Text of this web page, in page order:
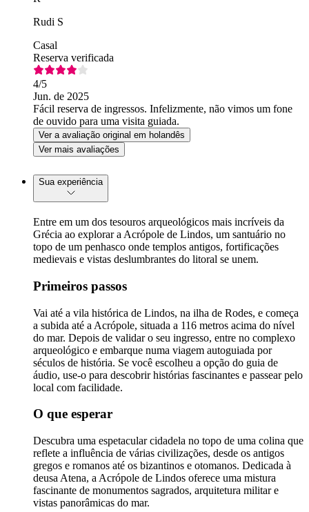
Rudi S
Casal
Reserva verificada
4/5
Jun. de 2025
Fácil reserva de ingressos. Infelizmente, não vimos um fone
de ouvido para uma visita guiada.
Ver a avaliação original em holandês
Ver mais avaliações
Sua experiência
Entre em um dos tesouros arqueológicos mais incríveis da
Grécia ao explorar a Acrópole de Lindos, um santuário no
topo de um penhasco onde templos antigos, fortificações
medievais e vistas deslumbrantes do litoral se unem.
Primeiros passos
Vai até a vila histórica de Lindos, na ilha de Rodes, e começa
a subida até a Acrópole, situada a 116 metros acima do nível
do mar. Depois de validar o seu ingresso, entre no complexo
arqueológico e embarque numa viagem autoguiada por
séculos de história. Se você escolheu a opção do guia de
áudio, use-o para descobrir histórias fascinantes e passear pelo
local com facilidade.
O que esperar
Descubra uma espetacular cidadela no topo de uma colina que
reflete a influência de várias civilizações, desde os antigos
gregos e romanos até os bizantinos e otomanos. Dedicada à
deusa Atena, a Acrópole de Lindos oferece uma mistura
fascinante de monumentos sagrados, arquitetura militar e
vistas panorâmicas do mar.